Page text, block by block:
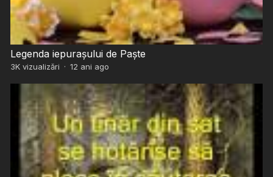
Legenda iepurașului de Paște
3Kvizualizări · 12 ani ago